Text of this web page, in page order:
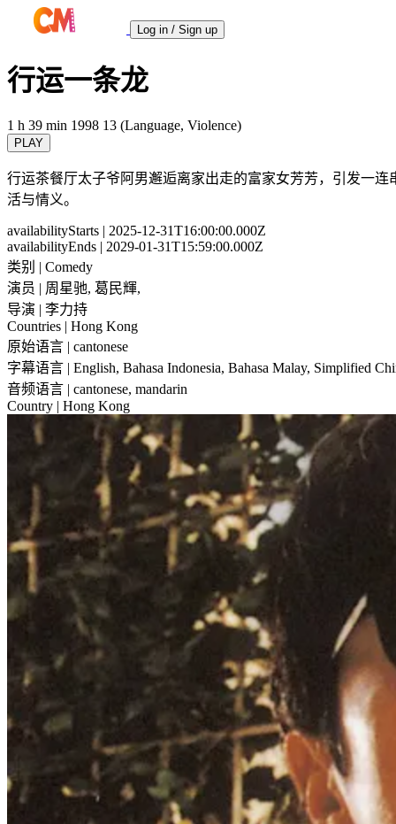
Log in / Sign up
行运一条龙
1 h 39 min 1998 13 (Language, Violence)
PLAY
行运茶餐厅太子爷阿男邂逅离家出走的富家女芳芳，引发一
活与情义。
availabilityStarts | 2025-12-31T16:00:00.000Z
availabilityEnds | 2029-01-31T15:59:00.000Z
类别 | Comedy
演员 | 周星驰, 葛民輝,
导演 | 李力持
Countries | Hong Kong
原始语言 | cantonese
字幕语言 | English, Bahasa Indonesia, Bahasa Malay, Simplified
音频语言 | cantonese, mandarin
Country | Hong Kong